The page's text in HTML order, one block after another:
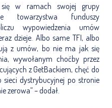
w ramach swojej grupy
towarzystwa funduszy
wypowiedzenia umów
dzieje. Albo same TFI, albo
z umów, bo nie ma jak się
wywołanym choćby przez
z GetBackiem, chęć do
dystrybucyjnej po stronie
zerowa” – dodał.